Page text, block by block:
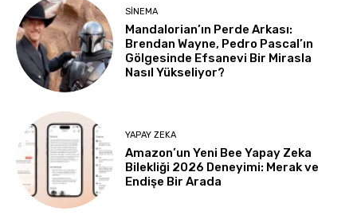
SINEMA
Mandalorian’ın Perde Arkası:
Brendan Wayne, Pedro Pascal’ın
Gölgesinde Efsanevi Bir Mirasla
Nasıl Yükseliyor?
YAPAY ZEKA
Amazon’un Yeni Bee Yapay Zeka
Bilekliği 2026 Deneyimi: Merak ve
Endişe Bir Arada